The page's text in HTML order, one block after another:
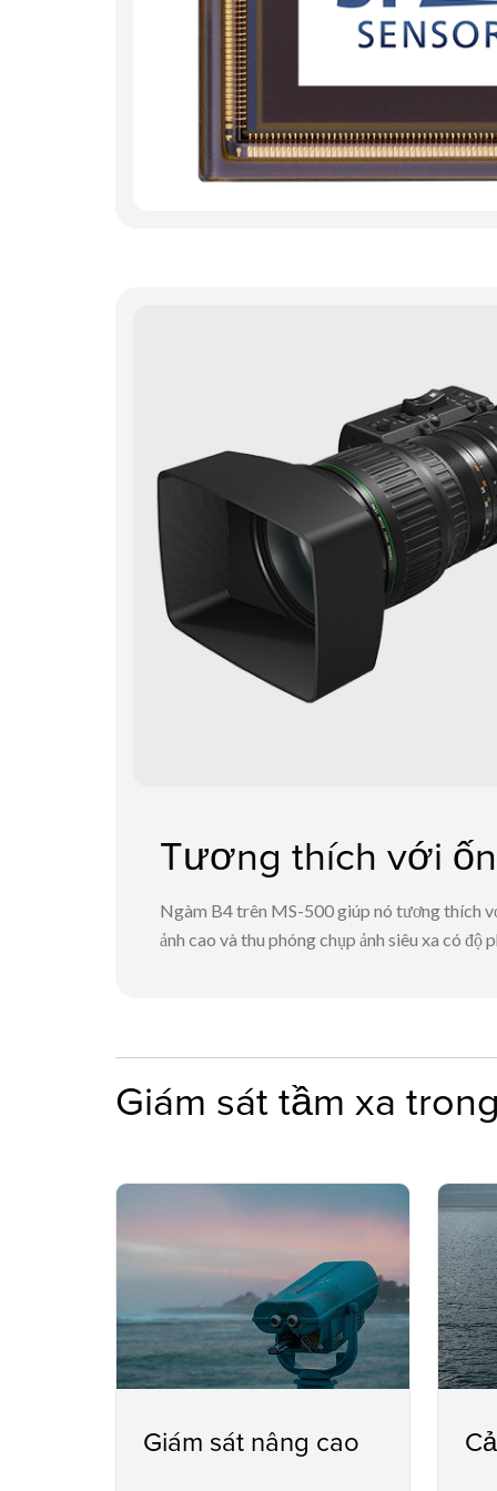
Tương thích với
Ngàm B4 trên MS-500 giúp nó tương thích
ảnh cao và thu phóng chụp ảnh siêu xa có độ
Giám sát tầm xa
Giám sát nâng cao